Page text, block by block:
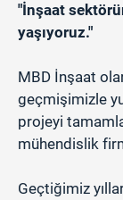
"İnşaat
yaşıyoruz."
MBD İnşaat
geçmişimizle
projeyi
mühendislik
Geçtiğimiz